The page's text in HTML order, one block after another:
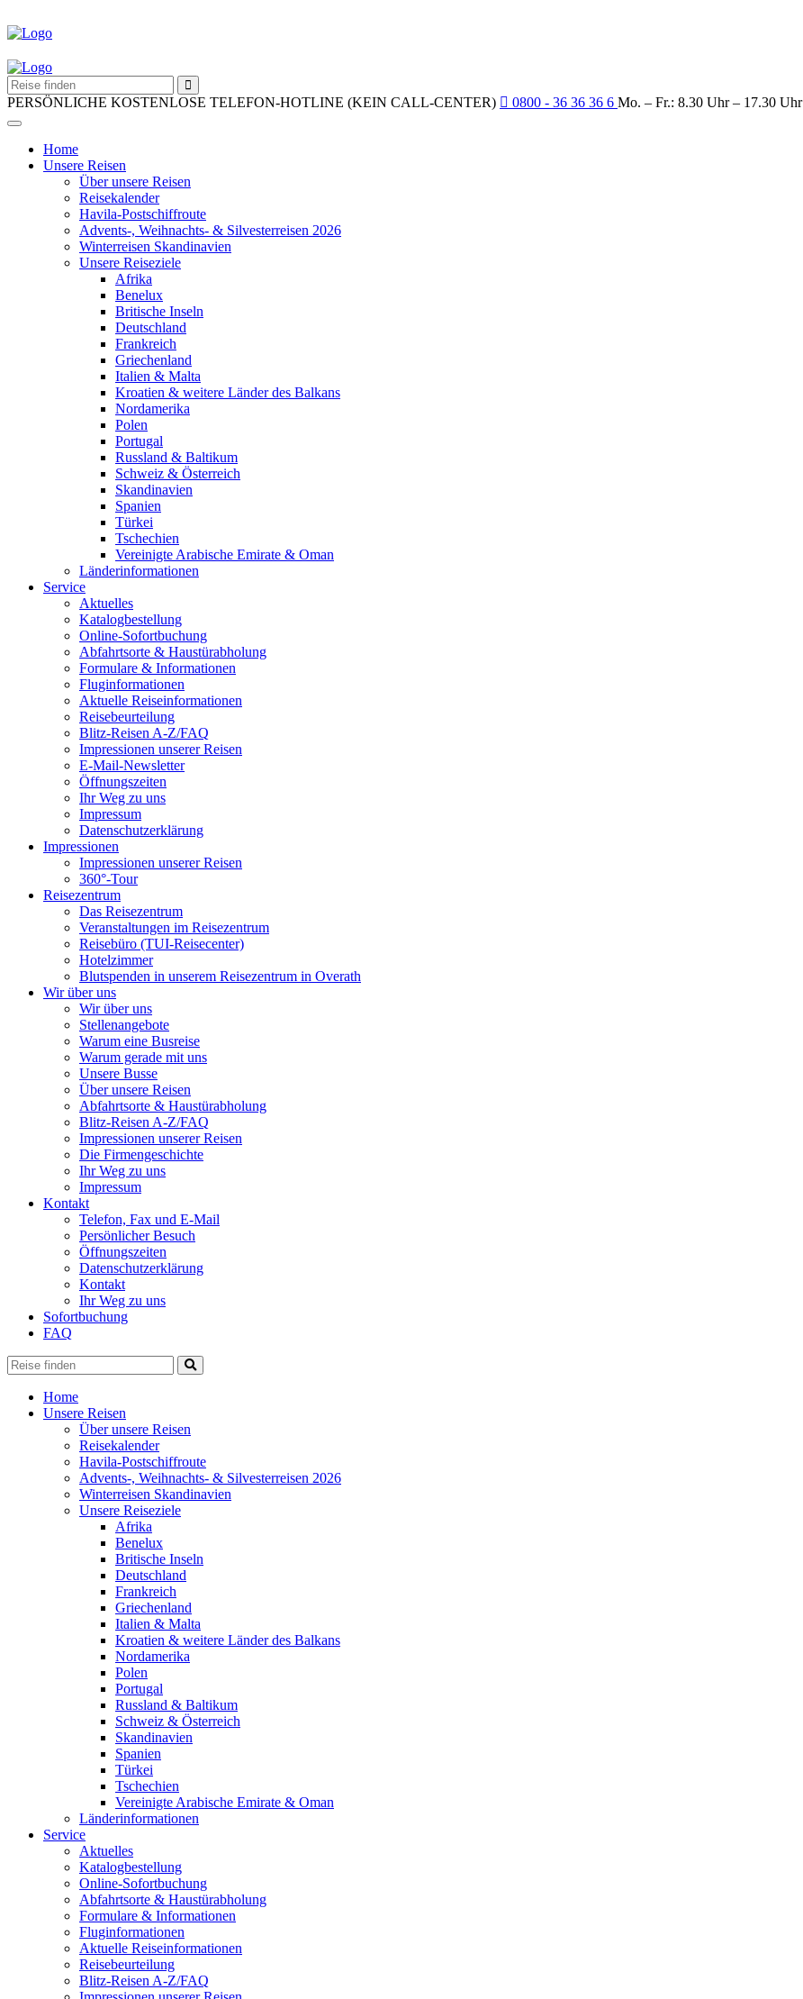
PERSÖNLICHE KOSTENLOSE TELEFON-HOTLINE (KEIN CALL-CENTER) 0800 - 36 36 36 6 Mo. – Fr.: 8.30 Uhr – 17.30 Uhr
Home
Unsere Reisen
Über unsere Reisen
Reisekalender
Havila-Postschiffroute
Advents-, Weihnachts- & Silvesterreisen 2026
Winterreisen Skandinavien
Unsere Reiseziele
Afrika
Benelux
Britische Inseln
Deutschland
Frankreich
Griechenland
Italien & Malta
Kroatien & weitere Länder des Balkans
Nordamerika
Polen
Portugal
Russland & Baltikum
Schweiz & Österreich
Skandinavien
Spanien
Türkei
Tschechien
Vereinigte Arabische Emirate & Oman
Länderinformationen
Service
Aktuelles
Katalogbestellung
Online-Sofortbuchung
Abfahrtsorte & Haustürabholung
Formulare & Informationen
Fluginformationen
Aktuelle Reiseinformationen
Reisebeurteilung
Blitz-Reisen A-Z/FAQ
Impressionen unserer Reisen
E-Mail-Newsletter
Öffnungszeiten
Ihr Weg zu uns
Impressum
Datenschutzerklärung
Impressionen
Impressionen unserer Reisen
360°-Tour
Reisezentrum
Das Reisezentrum
Veranstaltungen im Reisezentrum
Reisebüro (TUI-Reisecenter)
Hotelzimmer
Blutspenden in unserem Reisezentrum in Overath
Wir über uns
Wir über uns
Stellenangebote
Warum eine Busreise
Warum gerade mit uns
Unsere Busse
Über unsere Reisen
Abfahrtsorte & Haustürabholung
Blitz-Reisen A-Z/FAQ
Impressionen unserer Reisen
Die Firmengeschichte
Ihr Weg zu uns
Impressum
Kontakt
Telefon, Fax und E-Mail
Persönlicher Besuch
Öffnungszeiten
Datenschutzerklärung
Kontakt
Ihr Weg zu uns
Sofortbuchung
FAQ
Home
Unsere Reisen
Über unsere Reisen
Reisekalender
Havila-Postschiffroute
Advents-, Weihnachts- & Silvesterreisen 2026
Winterreisen Skandinavien
Unsere Reiseziele
Afrika
Benelux
Britische Inseln
Deutschland
Frankreich
Griechenland
Italien & Malta
Kroatien & weitere Länder des Balkans
Nordamerika
Polen
Portugal
Russland & Baltikum
Schweiz & Österreich
Skandinavien
Spanien
Türkei
Tschechien
Vereinigte Arabische Emirate & Oman
Länderinformationen
Service
Aktuelles
Katalogbestellung
Online-Sofortbuchung
Abfahrtsorte & Haustürabholung
Formulare & Informationen
Fluginformationen
Aktuelle Reiseinformationen
Reisebeurteilung
Blitz-Reisen A-Z/FAQ